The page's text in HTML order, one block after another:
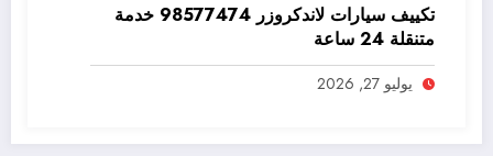
تكييف سيارات لاندكروزر 98577474 خدمة
متنقلة 24 ساعة
يوليو 27, 2026